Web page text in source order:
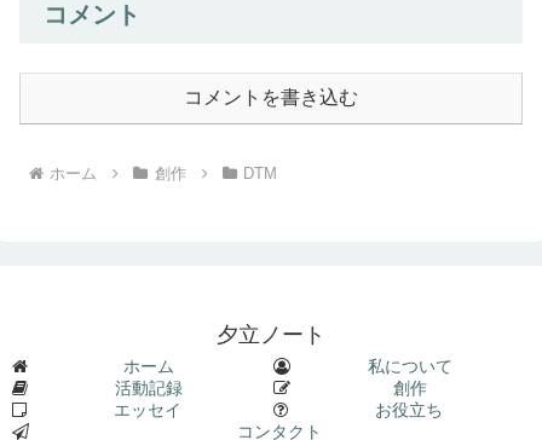
コメント
コメントを書き込む
ホーム 創作 DTM
夕立ノート
ホーム
私について
活動記録
創作
エッセイ
お役立ち
コンタクト